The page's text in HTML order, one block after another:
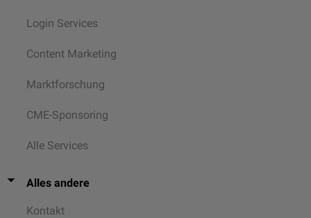
Login Services
Content Marketing
Marktforschung
CME-Sponsoring
Alle Services
Alles andere
Kontakt